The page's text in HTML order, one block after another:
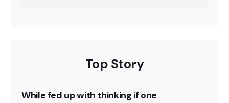
Top Story
While fed up with thinking if one